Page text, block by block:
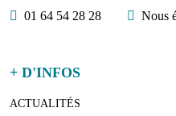
01 64 54 28 28 Nous
+ D'INFOS
ACTUALITÉS